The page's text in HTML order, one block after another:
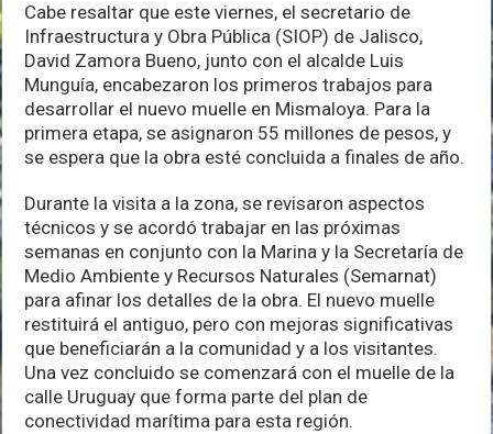
Cabe resaltar que este viernes, el secretario de
Infraestructura y Obra Pública (SIOP) de Jalisco,
David Zamora Bueno, junto con el alcalde Luis
Munguía, encabezaron los primeros trabajos para
desarrollar el nuevo muelle en Mismaloya. Para la
primera etapa, se asignaron 55 millones de pesos, y
se espera que la obra esté concluida a finales de año.
Durante la visita a la zona, se revisaron aspectos
técnicos y se acordó trabajar en las próximas
semanas en conjunto con la Marina y la Secretaría de
Medio Ambiente y Recursos Naturales (Semarnat)
para afinar los detalles de la obra. El nuevo muelle
restituirá el antiguo, pero con mejoras significativas
que beneficiarán a la comunidad y a los visitantes.
Una vez concluido se comenzará con el muelle de la
calle Uruguay que forma parte del plan de
conectividad marítima para esta región.